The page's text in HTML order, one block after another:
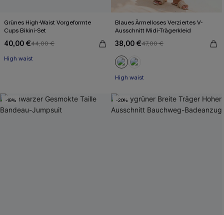
Grünes High-Waist Vorgeformte
Cups Bikini-Set
40,00 €44,00 €
High waist
Blaues Ärmelloses Verziertes V-
Ausschnitt Midi-Trägerkleid
38,00 €47,00 €
High waist
-19% -20%